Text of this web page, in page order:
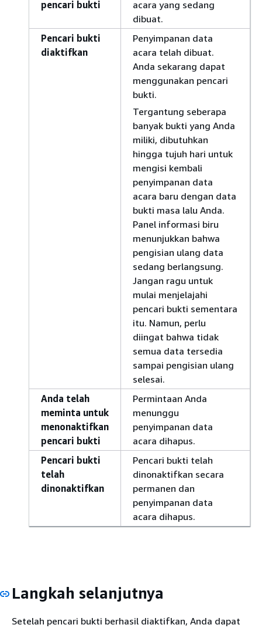
pencari bukti
acara yang sedang
dibuat.
Pencari bukti
diaktifkan
Penyimpanan data
acara telah dibuat.
Anda sekarang dapat
menggunakan pencari
bukti.
Tergantung seberapa
banyak bukti yang Anda
miliki, dibutuhkan
hingga tujuh hari untuk
mengisi kembali
penyimpanan data
acara baru dengan data
bukti masa lalu Anda.
Panel informasi biru
menunjukkan bahwa
pengisian ulang data
sedang berlangsung.
Jangan ragu untuk
mulai menjelajahi
pencari bukti sementara
itu. Namun, perlu
diingat bahwa tidak
semua data tersedia
sampai pengisian ulang
selesai.
Anda telah
meminta untuk
menonaktifkan
pencari bukti
Permintaan Anda
menunggu
penyimpanan data
acara dihapus.
Pencari bukti
telah
dinonaktifkan
Pencari bukti telah
dinonaktifkan secara
permanen dan
penyimpanan data
acara dihapus.
Langkah selanjutnya
Setelah pencari bukti berhasil diaktifkan, Anda dapat